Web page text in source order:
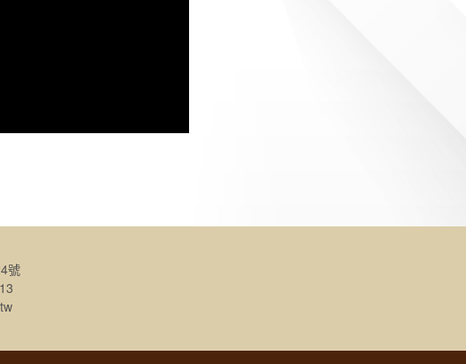
號